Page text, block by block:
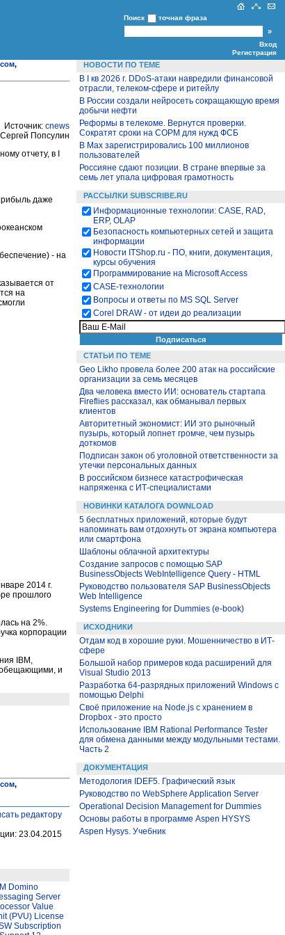
Поиск точная фраза
Вход
Регистрация
,
Источник: cnews
Сергей Попсулин
отчету, в I
даже
- на
от
на
2014 г.
прошлого
на 2%.
корпорации
IBM,
и
,
редактору
23.04.2015
Domino
Server
Value
(PVU) License
Subscription
НОВОСТИ ПО ТЕМЕ
В I кв 2026 г. DDoS-атаки навредили финансовой
отрасли, телеком-сфере и ритейлу
В России создали нейросеть сокращающую время
добычи нефти
Реформы в телекоме. Вернутся проверки.
Сократят сроки на СОРМ для нужд ФСБ
В Max зарегистрировались 100 миллионов
пользователей
Россияне сдают позиции. В стране впервые за
семь лет упала цифровая грамотность
РАССЫЛКИ SUBSCRIBE.RU
Информационные технологии: CASE, RAD,
ERP, OLAP
Безопасность компьютерных сетей и защита
информации
Новости ITShop.ru - ПО, книги, документация,
курсы обучения
Программирование на Microsoft Access
CASE-технологии
Вопросы и ответы по MS SQL Server
Corel DRAW - от идеи до реализации
СТАТЬИ ПО ТЕМЕ
Geo Likho провела более 200 атак на российские
организации за семь месяцев
Два человека вместо ИИ: основатель стартапа
Fireflies рассказал, как обманывал первых
клиентов
Авторитетный экономист: ИИ это рыночный
пузырь, который лопнет громче, чем пузырь
доткомов
Подписан закон об уголовной ответственности за
утечки персональных данных
В российском бизнесе катастрофическая
напряженка с ИТ-специалистами
НОВИНКИ КАТАЛОГА DOWNLOAD
5 бесплатных приложений, которые будут
напоминать вам отдохнуть от экрана компьютера
или смартфона
Шаблоны облачной архитектуры
Создание запросов с помощью SAP
BusinessObjects WebIntelligence Query - HTML
Руководство пользователя SAP BusinessObjects
Web Intelligence
Systems Engineering for Dummies (e-book)
ИСХОДНИКИ
Отдам код в хорошие руки. Мошенничество в ИТ-
сфере
Большой набор примеров кода расширений для
Visual Studio 2013
Разработка 64-разрядных приложений Windows с
помощью Delphi
Своё приложение на Node.js с хранением в
Dropbox - это просто
Использование IBM Rational Performance Tester
для обмена данными между модульными тестами.
Часть 2
ДОКУМЕНТАЦИЯ
Методология IDEF5. Графический язык
Руководство по WebSphere Application Server
Operational Decision Management for Dummies
Основы работы в программе Aspen HYSYS
Aspen Hysys. Учебник